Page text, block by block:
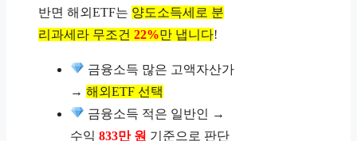
반면 해외ETF는 양도소득세로 분
리과세라 무조건 22%만 냅니다!
금융소득 많은 고액자산가
→ 해외ETF 선택
금융소득 적은 일반인 →
수익 833만 원 기준으로 판단